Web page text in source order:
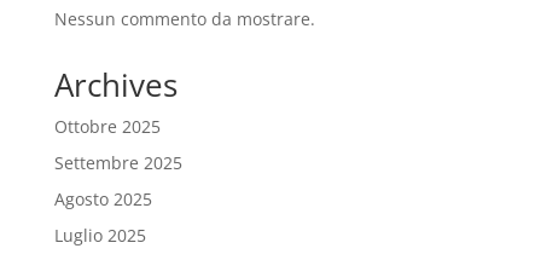
Nessun commento da mostrare.
Archives
Ottobre 2025
Settembre 2025
Agosto 2025
Luglio 2025